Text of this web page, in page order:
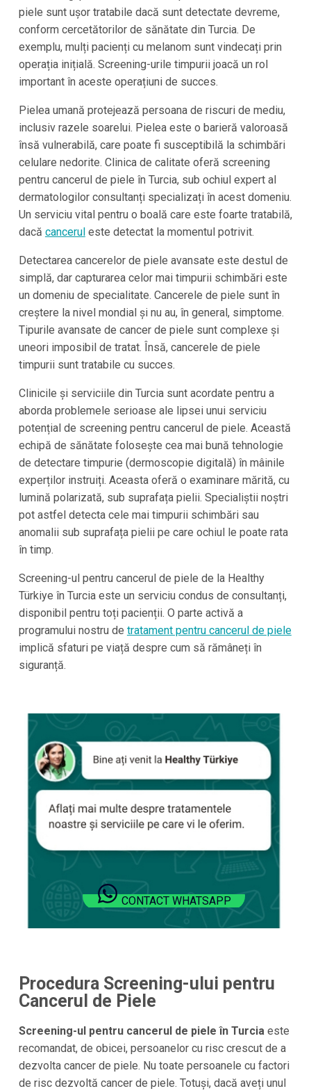
piele sunt ușor tratabile dacă sunt detectate devreme,
conform cercetătorilor de sănătate din Turcia. De
exemplu, mulți pacienți cu melanom sunt vindecați prin
operația inițială. Screening-urile timpurii joacă un rol
important în aceste operațiuni de succes.
Pielea umană protejează persoana de riscuri de mediu,
inclusiv razele soarelui. Pielea este o barieră valoroasă
însă vulnerabilă, care poate fi susceptibilă la schimbări
celulare nedorite. Clinica de calitate oferă screening
pentru cancerul de piele în Turcia, sub ochiul expert al
dermatologilor consultanți specializați în acest domeniu.
Un serviciu vital pentru o boală care este foarte tratabilă,
dacă canceruleste detectat la momentul potrivit.
Detectarea cancerelor de piele avansate este destul de
simplă, dar capturarea celor mai timpurii schimbări este
un domeniu de specialitate. Cancerele de piele sunt în
creștere la nivel mondial și nu au, în general, simptome.
Tipurile avansate de cancer de piele sunt complexe și
uneori imposibil de tratat. Însă, cancerele de piele
timpurii sunt tratabile cu succes.
Clinicile și serviciile din Turcia sunt acordate pentru a
aborda problemele serioase ale lipsei unui serviciu
potențial de screening pentru cancerul de piele. Această
echipă de sănătate folosește cea mai bună tehnologie
de detectare timpurie (dermoscopie digitală) în mâinile
experților instruiți. Aceasta oferă o examinare mărită, cu
lumină polarizată, sub suprafața pielii. Specialiștii noștri
pot astfel detecta cele mai timpurii schimbări sau
anomalii sub suprafața pielii pe care ochiul le poate rata
în timp.
Screening-ul pentru cancerul de piele de la Healthy
Türkiye în Turcia este un serviciu condus de consultanți,
disponibil pentru toți pacienții. O parte activă a
programului nostru de tratament pentru cancerul de piele
implică sfaturi pe viață despre cum să rămâneți în
siguranță.
CONTACT WHATSAPP
Procedura Screening-ului pentru
Cancerul de Piele
Screening-ul pentru cancerul de piele în Turcia este
recomandat, de obicei, persoanelor cu risc crescut de a
dezvolta cancer de piele. Nu toate persoanele cu factori
de risc dezvoltă cancer de piele. Totuși, dacă aveți unul